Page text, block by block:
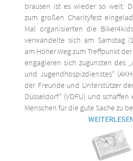
brausen ist es wieder so weit:
zum großen Charityfest
Mal organisierten die
verwandelte sich am Samstag
am Höher Weg zum Treffpunkt
engagieren sich zugunsten des
und Jugendhospizdienstes“
der Freunde und Unterstützer
Düsseldorf“ (VDFU) und
Menschen für die gute Sache zu